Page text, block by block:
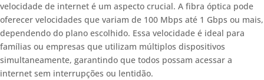
velocidade de internet é um aspecto crucial. A fibra óptica pode
oferecer velocidades que variam de 100 Mbps até 1 Gbps ou mais,
dependendo do plano escolhido. Essa velocidade é ideal para
famílias ou empresas que utilizam múltiplos dispositivos
simultaneamente, garantindo que todos possam acessar a
internet sem interrupções ou lentidão.